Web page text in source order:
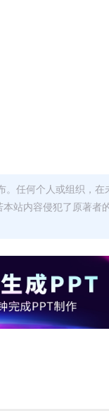
任何个人或组织，
站内容侵犯了原著者